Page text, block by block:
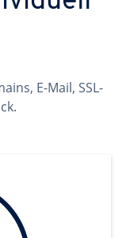
E-Mail, SSL-